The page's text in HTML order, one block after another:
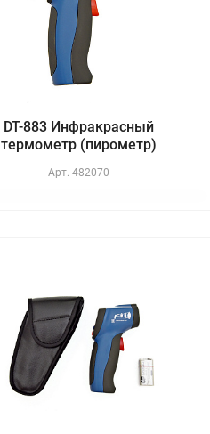
DT-883 Инфракрасный
термометр (пирометр)
Арт.482070